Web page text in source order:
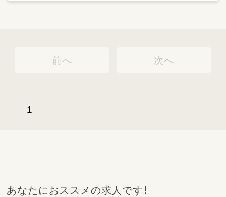
前へ
1
次へ
あなたにおススメの求人です！